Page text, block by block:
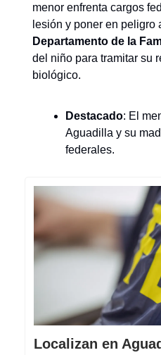
menor enfrenta cargos
lesión y poner en peligro
Departamento de la
del niño para tramitar su
biológico.
Destacado: El
Aguadilla y su
federales.
Localizan en